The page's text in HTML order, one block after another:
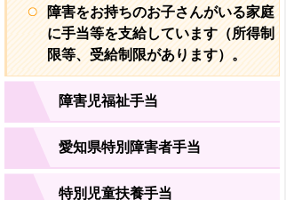
障害をお持ちのお子さんがいる家庭
に手当等を支給しています（所得制
限等、受給制限があります）。
障害児福祉手当
愛知県特別障害者手当
特別児童扶養手当